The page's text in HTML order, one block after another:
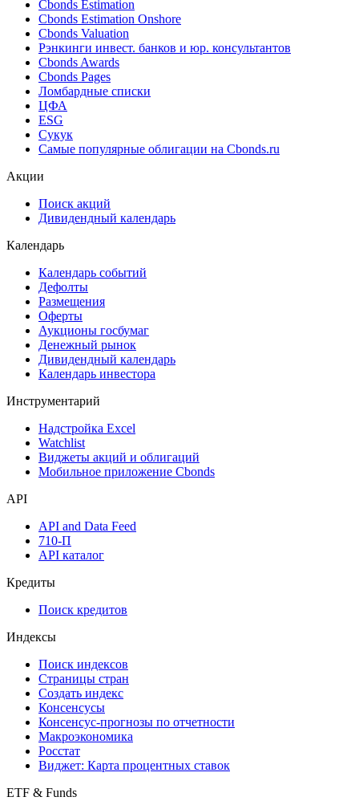
Cbonds Estimation
Cbonds Estimation Onshore
Cbonds Valuation
Рэнкинги инвест. банков и юр. консультантов
Cbonds Awards
Cbonds Pages
Ломбардные списки
ЦФА
ESG
Сукук
Самые популярные облигации на Cbonds.ru
Акции
Поиск акций
Дивидендный календарь
Календарь
Календарь событий
Дефолты
Размещения
Оферты
Аукционы госбумаг
Денежный рынок
Дивидендный календарь
Календарь инвестора
Инструментарий
Надстройка Excel
Watchlist
Виджеты акций и облигаций
Мобильное приложение Cbonds
API
API and Data Feed
710-П
API каталог
Кредиты
Поиск кредитов
Индексы
Поиск индексов
Страницы стран
Создать индекс
Консенсусы
Консенсус-прогнозы по отчетности
Макроэкономика
Росстат
Виджет: Карта процентных ставок
ETF & Funds